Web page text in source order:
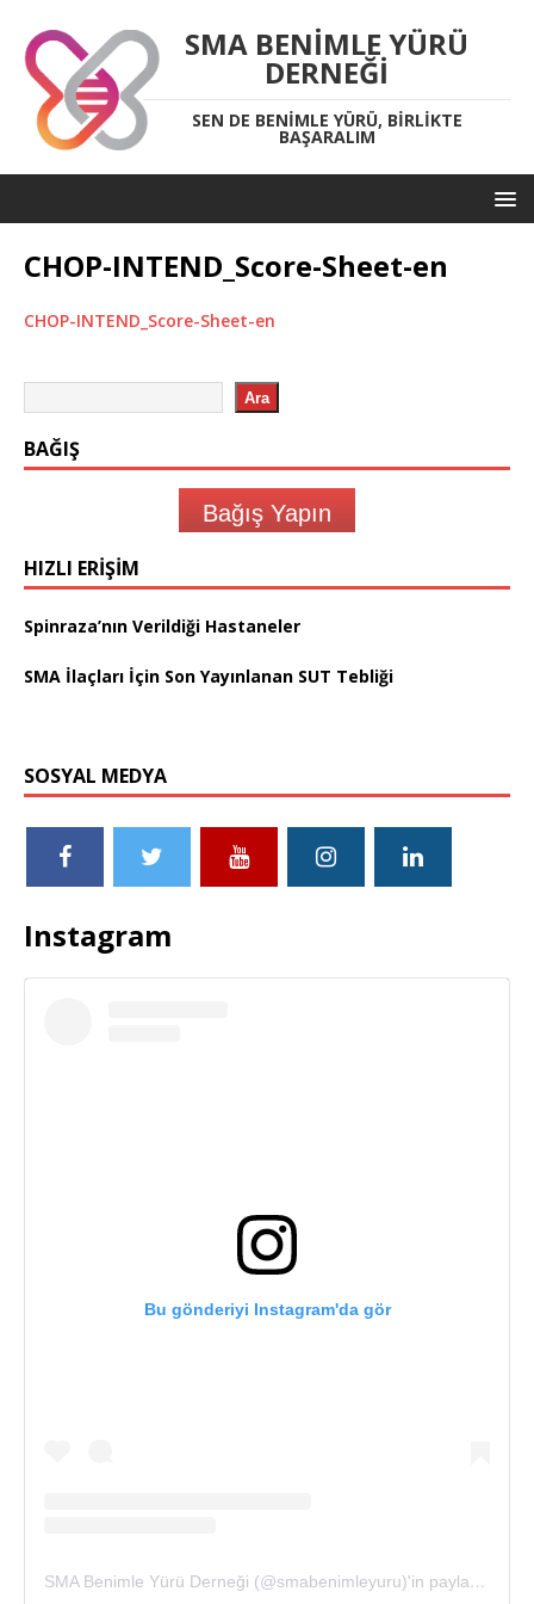
SMA BENIMLE YÜRÜ
DERNEĞI
SEN DE BENIMLE YÜRÜ, BIRLIKTE
BAŞARALIM
CHOP-INTEND_Score-Sheet-en
CHOP-INTEND_Score-Sheet-en
Ara
BAĞIŞ
Bağış Yapın
HIZLI ERIŞIM
Spinraza’nın Verildiği Hastaneler
SMA İlaçları İçin Son Yayınlanan SUT Tebliği
SOSYAL MEDYA
Instagram
Bu gönderiyi Instagram'da gör
SMA Benimle Yürü Derneği (@smabenimleyuru)'in paylaştığı bir gönderi